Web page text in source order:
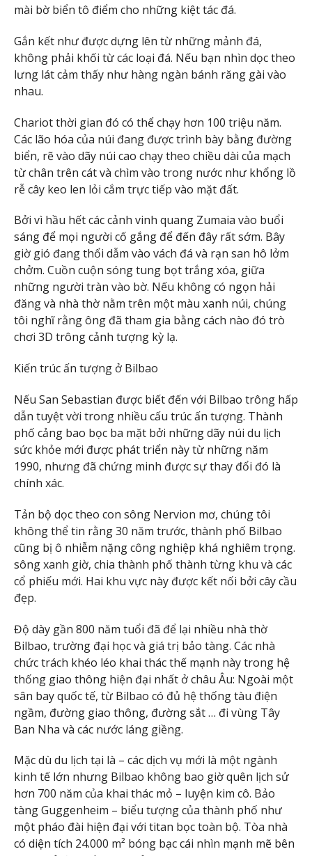
mài bờ biển tô điểm cho những kiệt tác đá.
Gắn kết như được dựng lên từ những mảnh đá,
không phải khối từ các loại đá. Nếu bạn nhìn dọc theo
lưng lát cảm thấy như hàng ngàn bánh răng gài vào
nhau.
Chariot thời gian đó có thể chạy hơn 100 triệu năm.
Các lão hóa của núi đang được trình bày bằng đường
biển, rẽ vào dãy núi cao chạy theo chiều dài của mạch
từ chân trên cát và chìm vào trong nước như khổng lồ
rễ cây keo len lỏi cắm trực tiếp vào mặt đất.
Bởi vì hầu hết các cảnh vinh quang Zumaia vào buổi
sáng để mọi người cố gắng để đến đây rất sớm. Bây
giờ gió đang thổi dẫm vào vách đá và rạn san hô lởm
chởm. Cuồn cuộn sóng tung bọt trắng xóa, giữa
những người tràn vào bờ. Nếu không có ngọn hải
đăng và nhà thờ nằm ​​trên một màu xanh núi, chúng
tôi nghĩ rằng ông đã tham gia bằng cách nào đó trò
chơi 3D trông cảnh tượng kỳ lạ.
Kiến trúc ấn tượng ở Bilbao
Nếu San Sebastian được biết đến với Bilbao trông hấp
dẫn tuyệt vời trong nhiều cấu trúc ấn tượng. Thành
phố cảng bao bọc ba mặt bởi những dãy núi du lịch
sức khỏe mới được phát triển này từ những năm
1990, nhưng đã chứng minh được sự thay đổi đó là
chính xác.
Tản bộ dọc theo con sông Nervion mơ, chúng tôi
không thể tin rằng 30 năm trước, thành phố Bilbao
cũng bị ô nhiễm nặng công nghiệp khá nghiêm trọng.
sông xanh giờ, chia thành phố thành từng khu và các
cổ phiếu mới. Hai khu vực này được kết nối bởi cây cầu
đẹp.
Độ dày gần 800 năm tuổi đã để lại nhiều nhà thờ
Bilbao, trường đại học và giá trị bảo tàng. Các nhà
chức trách khéo léo khai thác thế mạnh này trong hệ
thống giao thông hiện đại nhất ở châu Âu: Ngoài một
sân bay quốc tế, từ Bilbao có đủ hệ thống tàu điện
ngầm, đường giao thông, đường sắt … đi vùng Tây
Ban Nha và các nước láng giềng.
Mặc dù du lịch tại là – các dịch vụ mới là một ngành
kinh tế lớn nhưng Bilbao không bao giờ quên lịch sử
hơn 700 năm của khai thác mỏ – luyện kim cô. Bảo
tàng Guggenheim – biểu tượng của thành phố như
một pháo đài hiện đại với titan bọc toàn bộ. Tòa nhà
có diện tích 24.000 m² bóng bạc cái nhìn mạnh mẽ bên